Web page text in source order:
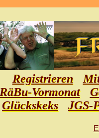
Registrieren
RäBu-Vormonat
Glückskeks
JGS-